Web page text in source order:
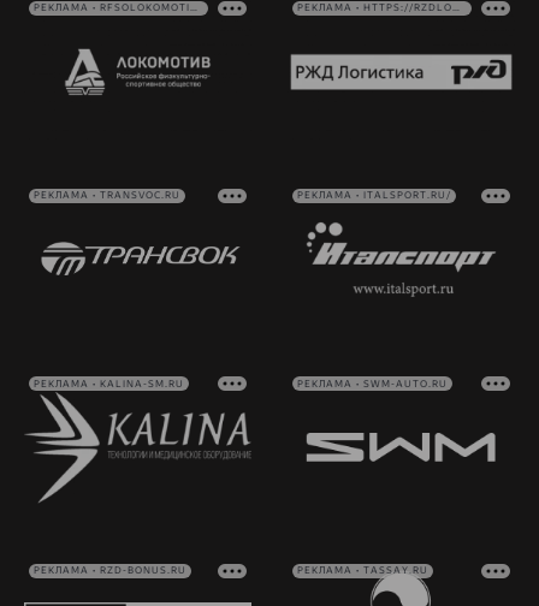
РЕКЛАМА • RFSOLOKOMOTIV.RU РЕКЛАМА • HTTPS://RZDLOG.RU/
РЕКЛАМА • TRANSVOC.RU РЕКЛАМА • ITALSPORT.RU/
РЕКЛАМА • KALINA-SM.RU РЕКЛАМА • SWM-AUTO.RU
РЕКЛАМА • RZD-BONUS.RU РЕКЛАМА • TASSAY.RU